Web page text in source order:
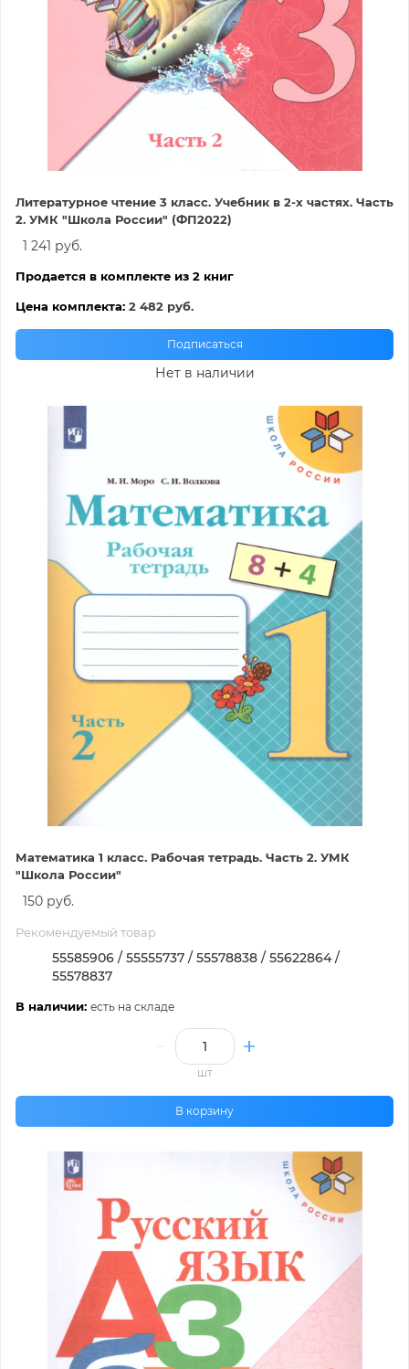
Литературное чтение 3 класс. Учебник в 2-х частях. Часть
2. УМК "Школа России" (ФП2022)
1 241 руб.
Продается в комплекте из 2 книг
Цена комплекта: 2 482 руб.
Подписаться
Нет в наличии
Математика 1 класс. Рабочая тетрадь. Часть 2. УМК
"Школа России"
150 руб.
Рекомендуемый товар
55585906 / 55555737 / 55578838 / 55622864 /
55578837
В наличии: есть на складе
шт
В корзину